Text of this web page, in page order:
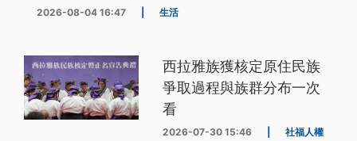
2026-08-04 16:47 生活
西拉雅族獲核定原住民族
爭取過程與族群分布一次
看
2026-07-30 15:46 社福人權